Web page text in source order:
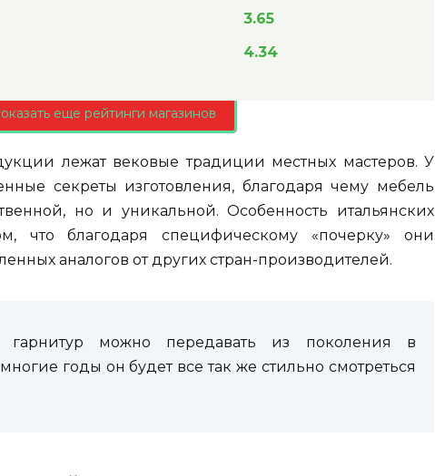
3.65
4.34
еще рейтинги магазинов
лежат вековые традиции местных мастеров. У
секреты изготовления, благодаря чему мебель
но и уникальной. Особенность итальянских
что благодаря специфическому «почерку» они
аналогов от других стран-производителей.
гарнитур можно передавать из поколения в
годы он будет все так же стильно смотреться